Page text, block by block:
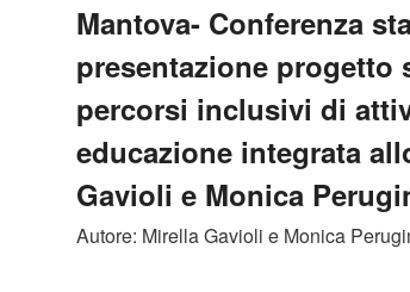
Mantova- Conferenza
presentazione progetto
percorsi inclusivi di
educazione integrata
Gavioli e Monica
Autore: Mirella Gavioli e Monica